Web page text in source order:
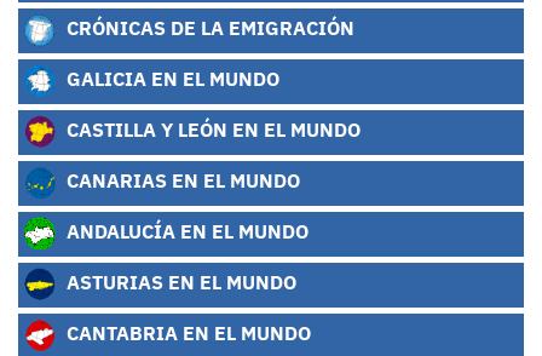
CRÓNICAS DE LA EMIGRACIÓN
GALICIA EN EL MUNDO
CASTILLA Y LEÓN EN EL MUNDO
CANARIAS EN EL MUNDO
ANDALUCÍA EN EL MUNDO
ASTURIAS EN EL MUNDO
CANTABRIA EN EL MUNDO